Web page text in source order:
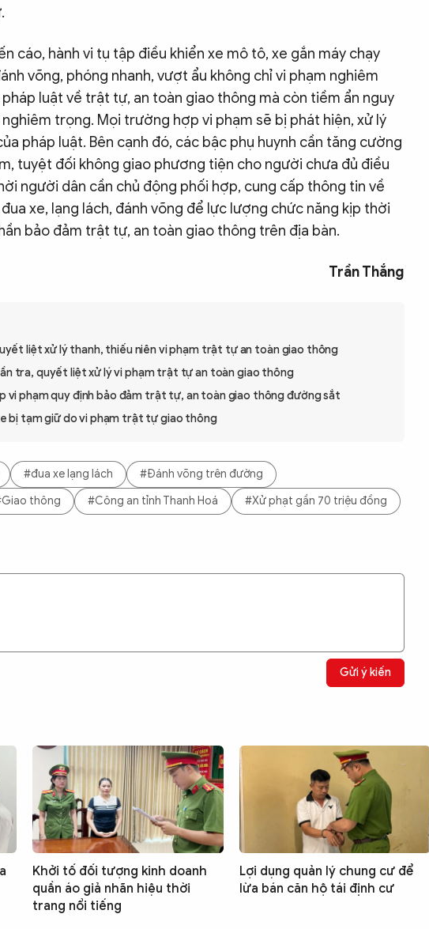
cáo, hành vi tụ tập điều khiển xe mô tô, xe gắn máy chạy
võng, phóng nhanh, vượt ẩu không chỉ vi phạm nghiêm
luật về trật tự, an toàn giao thông mà còn tiềm ẩn nguy
trọng. Mọi trường hợp vi phạm sẽ bị phát hiện, xử lý
pháp luật. Bên cạnh đó, các bậc phụ huynh cần tăng cường
tuyệt đối không giao phương tiện cho người chưa đủ điều
người dân cần chủ động phối hợp, cung cấp thông tin về
xe, lạng lách, đánh võng để lực lượng chức năng kịp thời
bảo đảm trật tự, an toàn giao thông trên địa bàn.
Trần Thắng
liệt xử lý thanh, thiếu niên vi phạm trật tự an toàn giao thông
tra, quyết liệt xử lý vi phạm trật tự an toàn giao thông
vi phạm quy định bảo đảm trật tự, an toàn giao thông đường sắt
bị tạm giữ do vi phạm trật tự giao thông
#đua xe lạng lách
#Đánh võng trên đường
thông #Công an tỉnh Thanh Hoá #Xử phạt gần 70 triệu đồng
Gửi ý kiến
Khởi tố đối tượng kinh doanh
quần áo giả nhãn hiệu thời
trang nổi tiếng
Lợi dụng quản lý chung cư để
lừa bán căn hộ tái định cư